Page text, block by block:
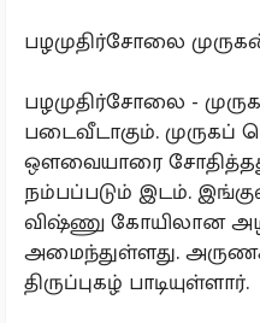
பழமுதிர்சோலை
பழமுதிர்சோலை -
படைவீடாகும். முருகப்
ஔவையாரை
நம்பப்படும் இடம்.
விஷ்ணு கோயிலான
அமைந்துள்ளது.
திருப்புகழ் பாடியுள்ளார்.